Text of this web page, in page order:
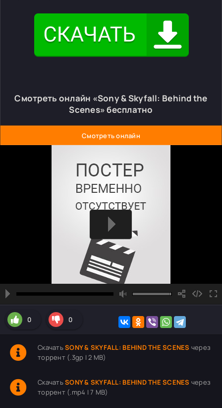
Смотреть онлайн «Sony & Skyfall: Behind the
Scenes» бесплатно
Смотреть онлайн
0 0
СкачатьSONY & SKYFALL: BEHIND THE SCENES через
торрент (.3gp | 2 MB)
СкачатьSONY & SKYFALL: BEHIND THE SCENES через
торрент (.mp4 | 7 MB)